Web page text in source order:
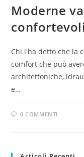
Moderne
confortevoli
Chi l'ha detto che la
comfort che può
architettoniche,
e…
0 COMMENTI